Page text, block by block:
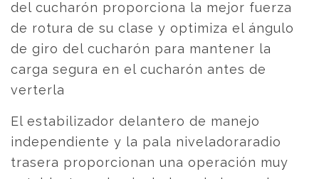
del cucharón proporciona la mejor fuerza
de rotura de su clase y optimiza el ángulo
de giro del cucharón para mantener la
carga segura en el cucharón antes de
verterla
El estabilizador delantero de manejo
independiente y la pala niveladoraradio
trasera proporcionan una operación muy